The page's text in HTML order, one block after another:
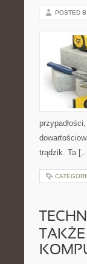
POSTED
trądzik. Ta